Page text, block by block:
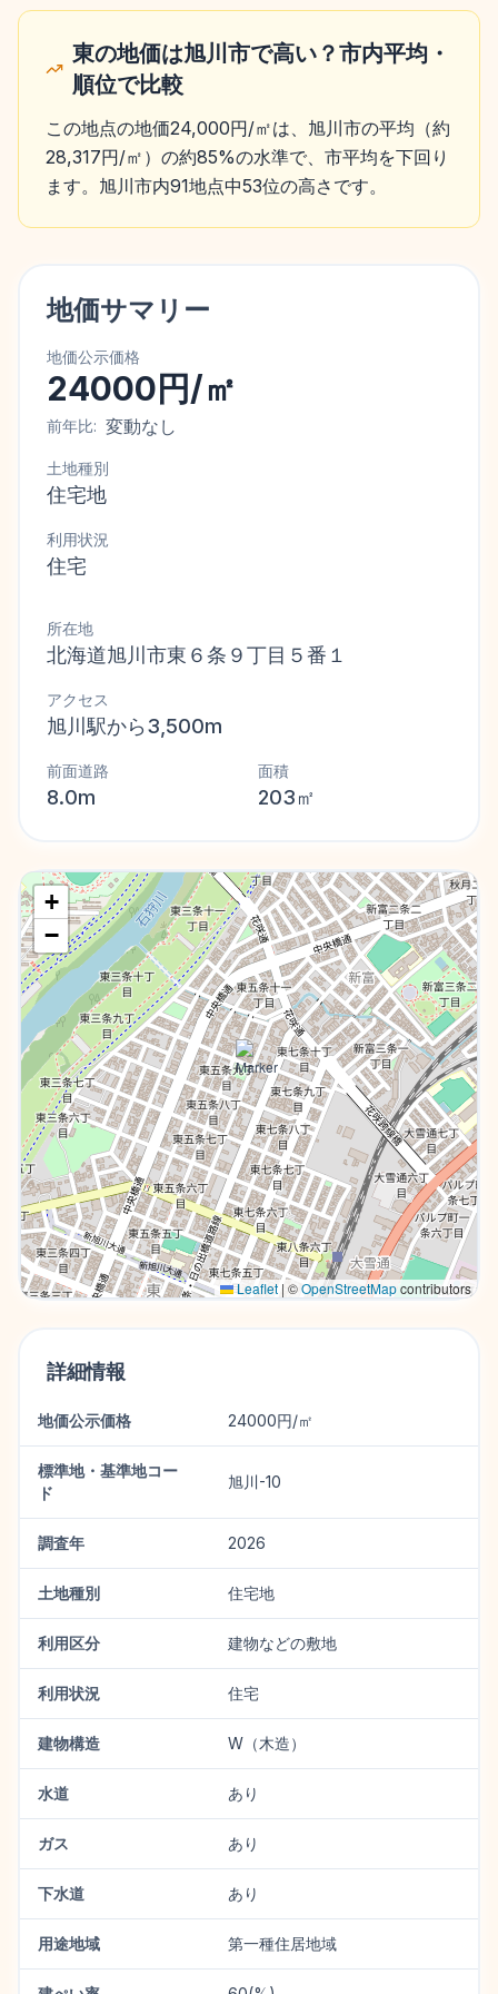
東の地価は旭川市で高い？市内平均・
順位で比較
この地点の地価24,000円/㎡は、旭川市の平均（約
28,317円/㎡）の約85%の水準で、市平均を下回り
ます。旭川市内91地点中53位の高さです。
地価サマリー
地価公示価格
24000円/㎡
前年比: 変動なし
土地種別
住宅地
利用状況
住宅
所在地
北海道旭川市東６条９丁目５番１
アクセス
旭川駅から3,500m
前面道路
8.0m
面積
203㎡
+
−
Leaflet | ©OpenStreetMapcontributors
詳細情報
地価公示価格 24000円/㎡
標準地・基準地コー
ド
旭川-10
調査年 2026
土地種別 住宅地
利用区分 建物などの敷地
利用状況 住宅
建物構造 W（木造）
水道 あり
ガス あり
下水道 あり
用途地域 第一種住居地域